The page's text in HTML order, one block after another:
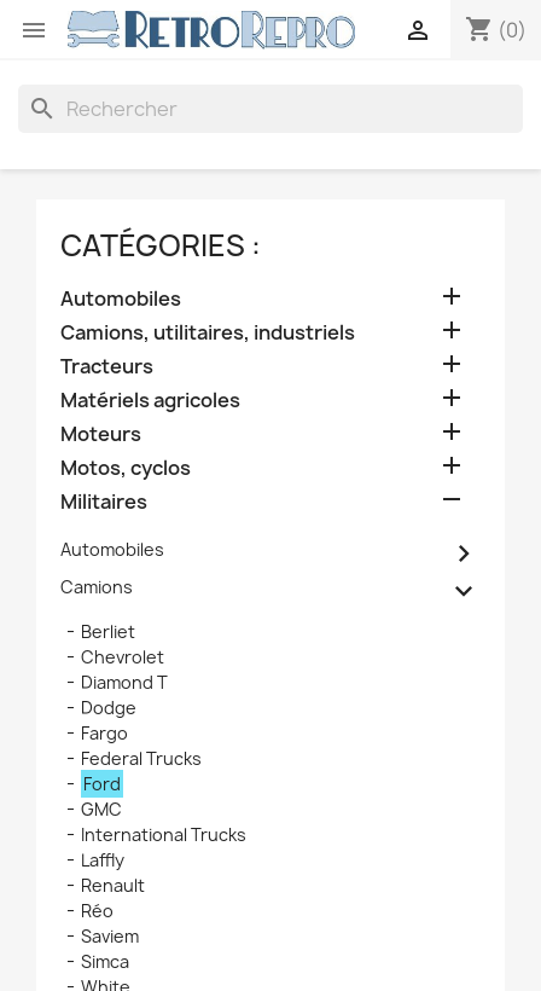
 shopping_cart (0)

search
CATÉGORIES :
Automobiles 
Camions, utilitaires, industriels 
Tracteurs 
Matériels agricoles 
Moteurs 
Motos, cyclos 
Militaires 
Automobiles 
Camions 
Berliet
Chevrolet
Diamond T
Dodge
Fargo
Federal Trucks
Ford
GMC
International Trucks
Laffly
Renault
Réo
Saviem
Simca